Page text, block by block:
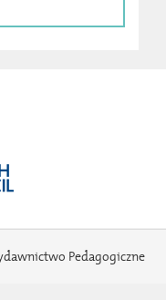
Pedagogiczne